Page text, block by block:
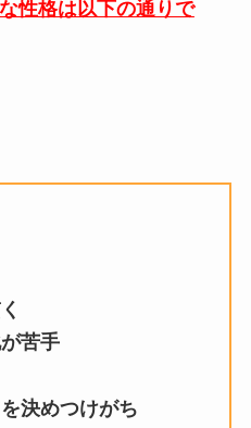
性格は以下の通りで
苦手
決めつけがち